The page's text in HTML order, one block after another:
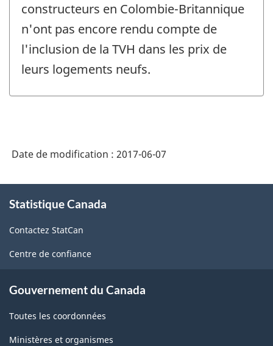
constructeurs en Colombie-Britannique
n'ont pas encore rendu compte de
l'inclusion de la TVH dans les prix de
leurs logements neufs.
Date de modification : 2017-06-07
propos
ce
site
Statistique Canada
Contactez StatCan
Centre de confiance
Gouvernement du Canada
Toutes les coordonnées
Ministères et organismes